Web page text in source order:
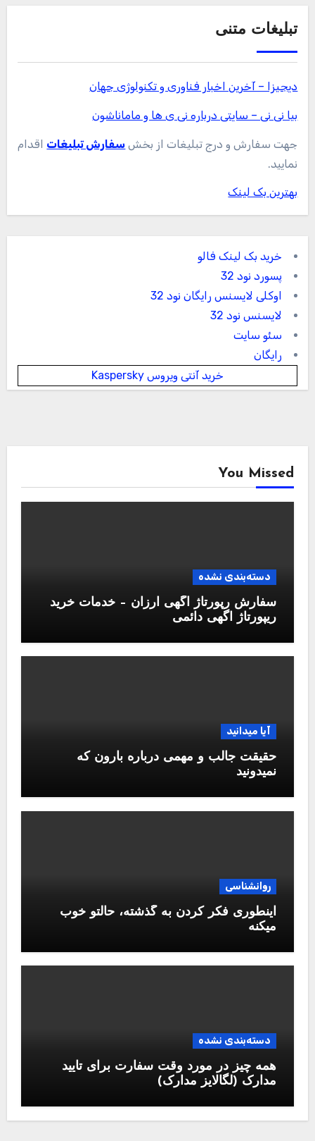
تبلیغات متنی
دیجیزا – آخرین اخبار فناوری و تکنولوژی جهان
بیا نی نی – سایتی درباره نی ی ها و ماماناشون
جهت سفارش و درج تبلیغات از بخش سفارش تبلیغات اقدام
نمایید.
بهترین بک لینک
خرید بک لینک فالو
پسورد نود 32
اوکلی لایسنس رایگان نود 32
لایسنس نود 32
سئو سایت
رایگان
خرید آنتی ویروس Kaspersky
You Missed
دسته‌بندی نشده
سفارش رپورتاژ آگهی ارزان – خدمات خرید
ریپورتاژ اگهی دائمی
آیا میدانید
حقیقت جالب و مهمی درباره بارون که
نمیدونید
روانشناسی
اینطوری فکر کردن به گذشته، حالتو خوب
میکنه
دسته‌بندی نشده
همه چیز در مورد وقت سفارت برای تایید
مدارک (لگالایز مدارک)